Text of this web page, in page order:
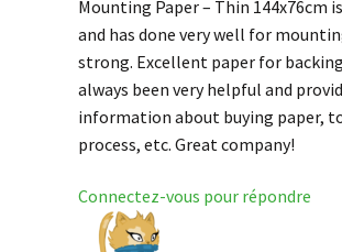
Mounting Paper – Thin 144x76cm
and has done very well for
strong. Excellent paper for
always been very helpful and
information about buying paper,
process, etc. Great company!
Connectez-vous pour répondre